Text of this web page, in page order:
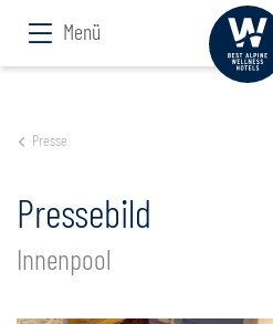
Menü
Presse
Pressebild
Innenpool